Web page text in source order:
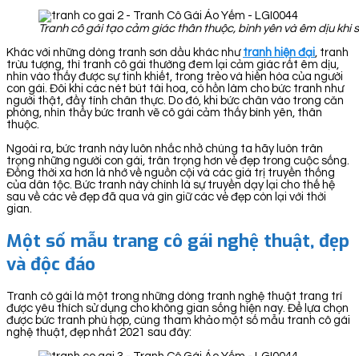
Tranh cô gái tạo cảm giác thân thuộc, bình yên và êm dịu khi
Khác với những dòng tranh sơn dầu khác như tranh hiện đại , tranh
trừu tượng, thì tranh cô gái thường đem lại cảm giác rất êm dịu,
nhìn vào thấy được sự tinh khiết, trong trẻo và hiền hòa của người
con gái. Đôi khi các nét bút tài hoa, có hồn làm cho bức tranh như
người thật, đầy tính chân thực. Do đó, khi bức chân vào trong căn
phòng, nhìn thấy bức tranh vẽ cô gái cảm thấy bình yên, thân
thuộc.
Ngoài ra, bức tranh này luôn nhắc nhở chúng ta hãy luôn trân
trọng những người con gái, trân trọng hơn vẻ đẹp trong cuộc sống.
Đồng thời xa hơn là nhớ về nguồn cội và các giá trị truyền thống
của dân tộc. Bức tranh này chính là sự truyền dạy lại cho thế hệ
sau về các vẻ đẹp đã qua và gìn giữ các vẻ đẹp còn lại với thời
gian.
Một số mẫu trang cô gái nghệ thuật, đẹp
và độc đáo
Tranh cô gái là một trong những dòng tranh nghệ thuật trang trí
được yêu thích sử dụng cho không gian sống hiện nay. Để lựa chọn
được bức tranh phù hợp, cùng tham khảo một số mẫu tranh cô gái
nghệ thuật, đẹp nhất 2021 sau đây: